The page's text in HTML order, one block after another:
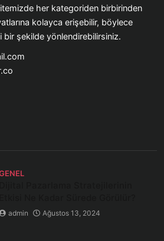
her kategoriden birbirinden
kolayca erişebilir, böylece
bir şekilde yönlendirebilirsiniz.
admin Ağustos 13, 2024